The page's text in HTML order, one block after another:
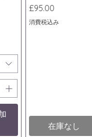
価格
£95.00
消費税込み
在庫なし